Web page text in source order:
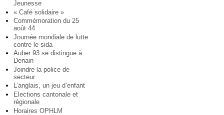
Jeunesse
« Café solidaire »
Commémoration du 25
août 44
Journée mondiale de lutte
contre le sida
Auber 93 se distingue à
Denain
Joindre la police de
secteur
L’anglais, un jeu d’enfant
Elections cantonale et
régionale
Horaires OPHLM